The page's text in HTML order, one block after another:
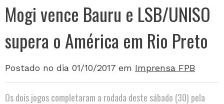
Mogi vence Bauru e LSB/UNISO
supera o América em Rio Preto
Postado no dia 01/10/2017 em Imprensa FPB
Os dois jogos completaram a rodada deste sábado (30) pela